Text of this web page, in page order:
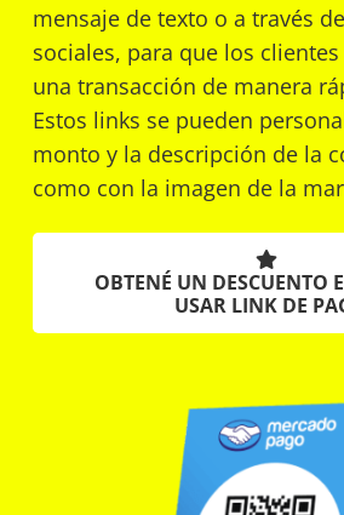
mensaje de texto o a través
sociales, para que los
una transacción de manera
Estos links se pueden
monto y la descripción de la
como con la imagen de la
OBTENÉ UN DESCUENTO
USAR LINK DE